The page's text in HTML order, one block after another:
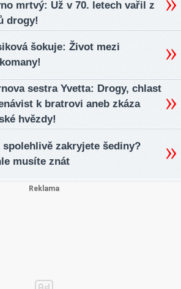
mrtvý: Už v 70. letech vařil z
drogy!
šokuje: Život mezi
sestra Yvetta: Drogy, chlast
k bratrovi aneb zkáza
hvězdy!
spolehlivě zakryjete šediny?
musíte znát